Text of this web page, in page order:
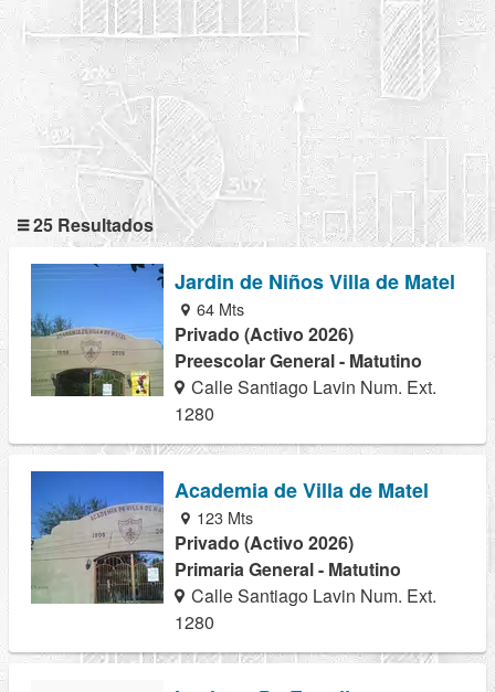
25 Resultados
Jardin de Niños Villa de Matel
64 Mts
Privado (Activo 2026)
Preescolar General - Matutino
Calle Santiago Lavin Num. Ext.
1280
Academia de Villa de Matel
123 Mts
Privado (Activo 2026)
Primaria General - Matutino
Calle Santiago Lavin Num. Ext.
1280